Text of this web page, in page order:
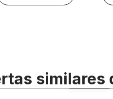
similares
Foto 360º